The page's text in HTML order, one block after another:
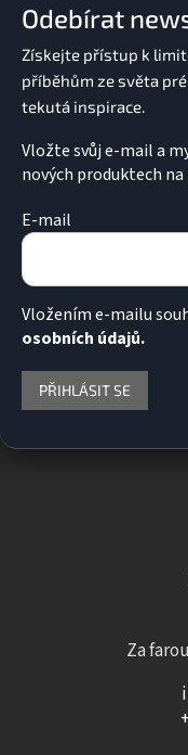
Odebírat
Vložte svůj e-mail a
nových produktech
E-mail
Vložením e-mailu
osobních údajů.
PŘIHLÁSIT SE
Za